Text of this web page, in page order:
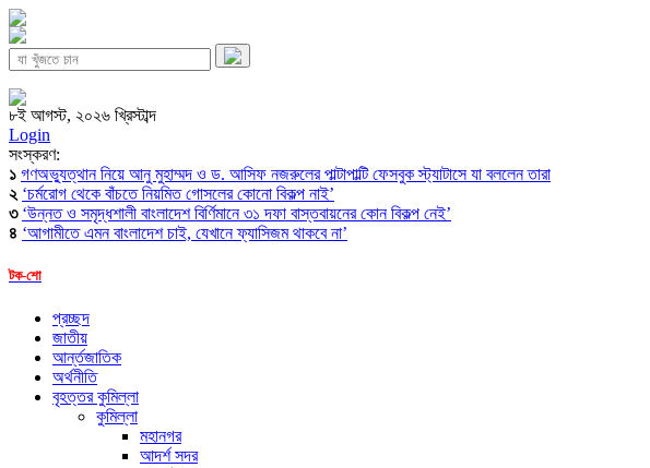
৮ই আগস্ট, ২০২৬ খ্রিস্টাব্দ
Login
সংস্করণ:
১ গণঅভ্যুত্থান নিয়ে আনু মুহাম্মদ ও ড. আসিফ নজরুলের পাল্টাপাল্টি ফেসবুক স্ট্যাটাসে যা বললেন তারা
২ ‘চর্মরোগ থেকে বাঁচতে নিয়মিত গোসলের কোনো বিকল্প নাই’
৩ ‘উন্নত ও সমৃদ্ধশালী বাংলাদেশ বির্ণিমানে ৩১ দফা বাস্তবায়নের কোন বিকল্প নেই’
৪ ‘আগামীতে এমন বাংলাদেশ চাই, যেখানে ফ্যাসিজম থাকবে না’
টক-শো
প্রচ্ছদ
জাতীয়
আর্ন্তজাতিক
অর্থনীতি
বৃহত্তর কুমিল্লা
কুমিল্লা
মহানগর
আদর্শ সদর